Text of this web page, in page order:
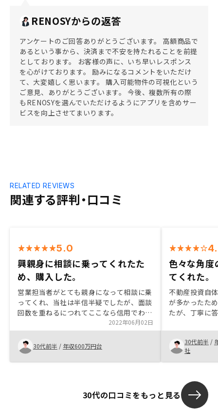
RENOSYからの返答
アンケートのご回答ありがとうございます。 高額商品で
あるという事から、決済まで不安を持たれることを前提
としております。 お客様の声に、いち早いレスポンス
を心がけております。 励みになるコメントをいただけ
て、大変嬉しく思います。 購入可能物件の可視化という
ご意見、ありがとうございます。 今後、複数所有の際
もRENOSYを選んでいただけるようにアプリを含めサー
ビスを向上させてまいります。
関連する評判・口コミ
RELATED REVIEWS
5.0
興親身に相談に乗ってくれたた
め、購入した。
営業担当者がとても親身になって相談に乗
ってくれ、当社は半信半疑でしたが、面談
回数を重ねるにつれてここなら信用でわか
ると思い、購入を決心しました。購入後も
アフターサービスが充実しており、とても
満足しています。
2022年06月02日
30代前半 / 年収600万円台
色々な角度
てくれた。
不動産投資自
が多かったた
たが、丁寧に
合う物件が出
う感じで落ち
30代前半 /
社
30代の口コミをもっと見る